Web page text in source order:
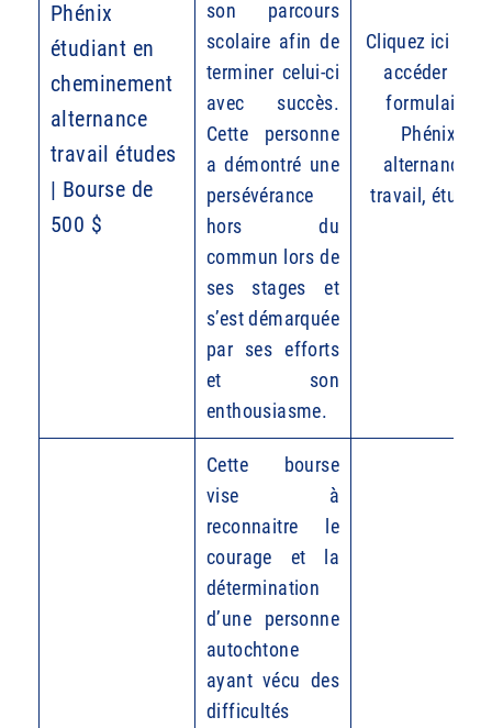
Phénix
étudiant en
cheminement
alternance
travail études
| Bourse de
500 $
son parcours
scolaire afin de
terminer celui-ci
avec succès.
Cette personne
a démontré une
persévérance
hors du
commun lors de
ses stages et
s’est démarquée
par ses efforts
et son
enthousiasme.
Cliquez ici pour
accéder au
formulaire
Phénix
alternance,
travail, études
Cette bourse
vise à
reconnaitre le
courage et la
détermination
d’une personne
autochtone
ayant vécu des
difficultés